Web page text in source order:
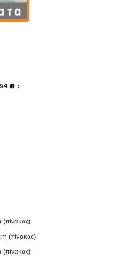
4 :
(πίνακας)
(πίνακας)
(πίνακας)